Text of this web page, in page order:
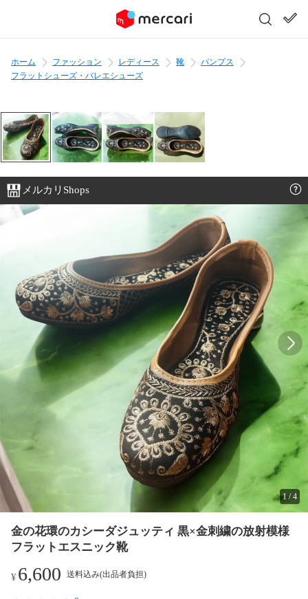
ホーム ファッション レディース 靴
パンプス
フラットシューズ・バレエシューズ
メルカリShops
1 /4
金の花環のカシーダジュッティ 黒×金刺繍の放射模様
フラットエスニック靴
¥6,600 送料込み(出品者負担)